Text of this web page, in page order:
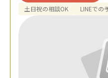
土日祝の相談OK LINEでの